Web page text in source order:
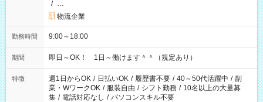
/ …
物流企業
勤務時間 9:00～18:00
期間 即日～OK！ 1日～働けます＾＾（規定あり）
特徴 週1日からOK / 日払いOK / 履歴書不要 / 40～50代活躍中 / 副
業・WワークOK / 服装自由 / シフト勤務 / 10名以上の大量募
集 / 電話対応なし / パソコンスキル不要